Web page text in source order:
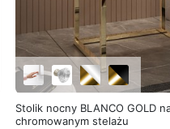
Stolik nocny BLANCO GOLD
chromowanym stelażu